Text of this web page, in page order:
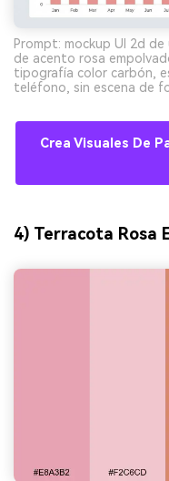
Prompt: mockup UI 2d
de acento rosa
tipografía color carbón,
teléfono, sin escena de
Crea Visuales De
4) Terracota Rosa
Crea